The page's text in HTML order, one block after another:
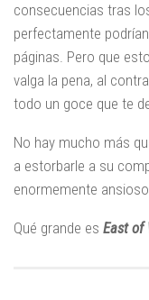
consecuencias tras
perfectamente
páginas. Pero que
valga la pena, al
todo un goce que te
No hay mucho más
a estorbarle a su
enormemente
Qué grande es East of